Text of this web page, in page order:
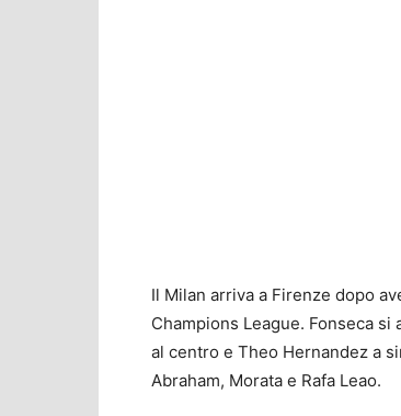
Il Milan arriva a Firenze dopo
Champions League. Fonseca
al centro e Theo Hernandez a
Abraham, Morata e Rafa Leao.